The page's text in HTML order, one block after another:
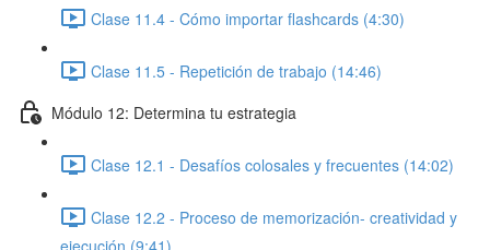
Clase 11.4 - Cómo importar flashcards (4:30)
Clase 11.5 - Repetición de trabajo (14:46)
Módulo 12: Determina tu estrategia
Clase 12.1 - Desafíos colosales y frecuentes (14:02)
Clase 12.2 - Proceso de memorización- creatividad y
ejecución (9:41)